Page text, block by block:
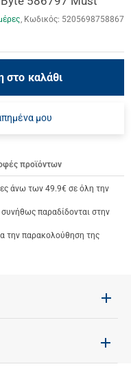
Κωδικός: 5205698758867
στο καλάθι
μου
προϊόντων
άνω των 49.9€ σε όλη την
συνήθως παραδίδονται στην
την παρακολούθηση της